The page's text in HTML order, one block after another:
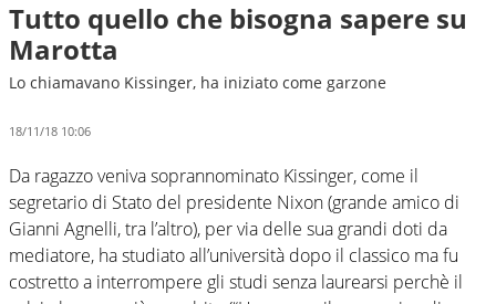
Tutto quello che bisogna sapere su
Marotta
Lo chiamavano Kissinger, ha iniziato come garzone
18/11/18 10:06
Da ragazzo veniva soprannominato Kissinger, come il
segretario di Stato del presidente Nixon (grande amico di
Gianni Agnelli, tra l’altro), per via delle sua grandi doti da
mediatore, ha studiato all’università dopo il classico ma fu
costretto a interrompere gli studi senza laurearsi perchè il